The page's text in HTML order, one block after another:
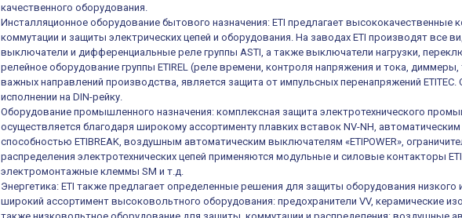
качественного оборудования.
Инсталляционное оборудование бытового назначения: ETI предлагает высококачественные
коммутации и защиты электрических цепей и оборудования. На заводах ETI производят все
выключатели и дифференциальные реле группы ASTI, а также выключатели нагрузки,
релейное оборудование группы ETIREL (реле времени, контроля напряжения и тока,
важных направлений производства, является защита от импульсных перенапряжений
исполнении на DIN-рейку.
Оборудование промышленного назначения: комплексная защита электротехнического
осуществляется благодаря широкому ассортименту плавких вставок NV-NH,
способностью ETIBREAK, воздушным автоматическим выключателям «ETIPOWER»,
распределения электротехнических цепей применяются модульные и силовые контакторы
электромонтажные клеммы SM и т.д.
Энергетика: ETI также предлагает определенные решения для защиты оборудования
широкий ассортимент высоковольтного оборудования: предохранители VV, керамические